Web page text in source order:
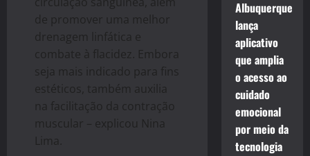
de promover uma melhor
drenagem linfática e
combate à flacidez. Embora
seja mais indicado para fins
estéticos, também auxilia
na facilitação da contração
muscular – explicou Nina
Lima.
Albuquerque
lança
aplicativo
que amplia
o acesso ao
cuidado
emocional
por meio da
tecnologia